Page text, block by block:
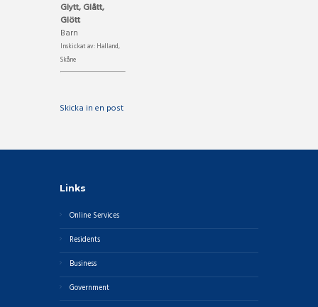
Glytt, Glått,
Glött
Barn
Inskickat av: Halland,
Skåne
Skicka in en post
Links
Online Services
Residents
Business
Government